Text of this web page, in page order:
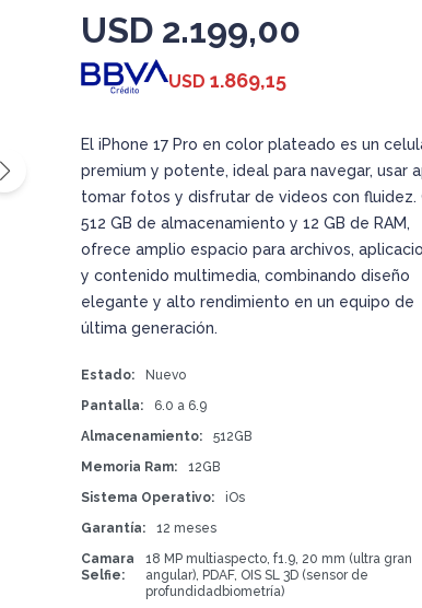
USD 2.199,00
USD 1.869,15
El iPhone 17 Pro en color plateado es un
premium y potente, ideal para navegar, usar
tomar fotos y disfrutar de videos con fluidez.
512 GB de almacenamiento y 12 GB de RAM,
ofrece amplio espacio para archivos,
y contenido multimedia, combinando diseño
elegante y alto rendimiento en un equipo de
última generación.
Estado
Nuevo
Pantalla
6.0 a 6.9
Almacenamiento
512GB
Memoria Ram
12GB
Sistema Operativo
iOs
Garantía
12 meses
Camara
Selfie
18 MP multiaspecto, f1.9, 20 mm (ultra gran
angular), PDAF, OIS SL 3D (sensor de
profundidadbiometría)